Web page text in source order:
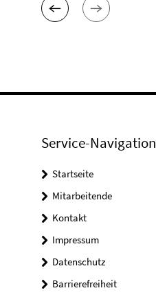
Service-Navigation
Startseite
Mitarbeitende
Kontakt
Impressum
Datenschutz
Barrierefreiheit